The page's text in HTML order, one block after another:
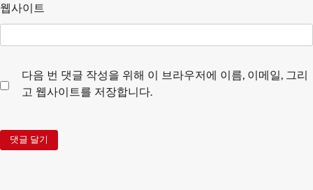
웹사이트
다음 번 댓글 작성을 위해 이 브라우저에 이름, 이메일, 그리
고 웹사이트를 저장합니다.